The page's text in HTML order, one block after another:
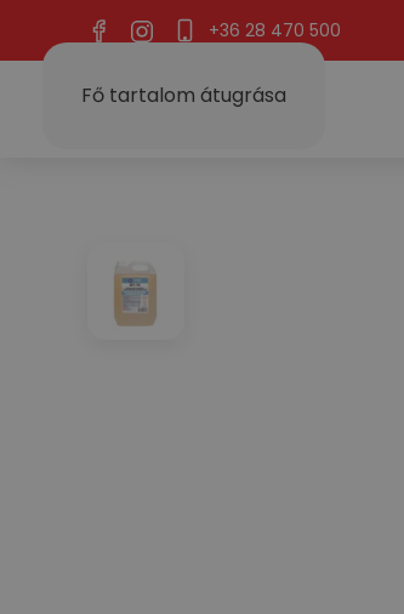
Fő tartalom átugrása
+36 28 470 500